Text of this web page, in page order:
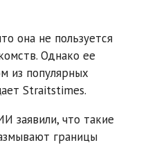
она не пользуется
Однако ее
из популярных
Straitstimes.
заявили, что такие
границы